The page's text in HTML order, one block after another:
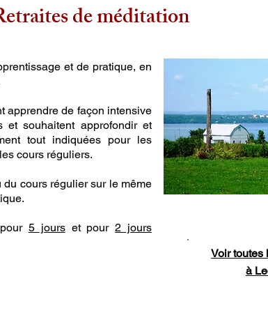
de méditation
Voir toutes
à
et de pratique, en
apprendre de façon intensive
souhaitent approfondir et
tout indiquées pour les
cours réguliers.
cours régulier sur le même
pour 5 jours et pour2 jours